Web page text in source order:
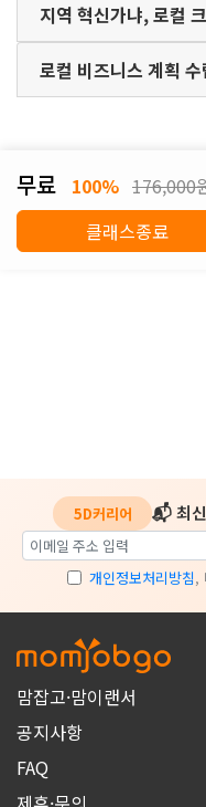
지역 혁신가냐, 로컬
로컬 비즈니스 계획
무료 100% 176,000
클래스종료
5D커리어 📬 최
개인정보처리방침,
맘잡고·맘이랜서
공지사항
FAQ